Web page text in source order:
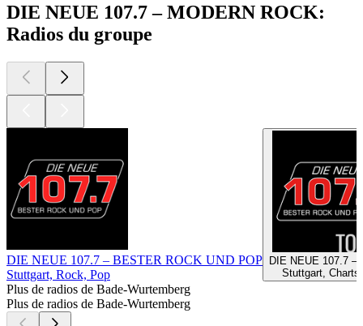
DIE NEUE 107.7 – MODERN ROCK:
Radios du groupe
DIE NEUE 107.7 – BESTER ROCK UND POP
Stuttgart, Rock, Pop
DIE NEUE 107.7 –
Stuttgart,
Plus de radios de Bade-Wurtemberg
Plus de radios de Bade-Wurtemberg